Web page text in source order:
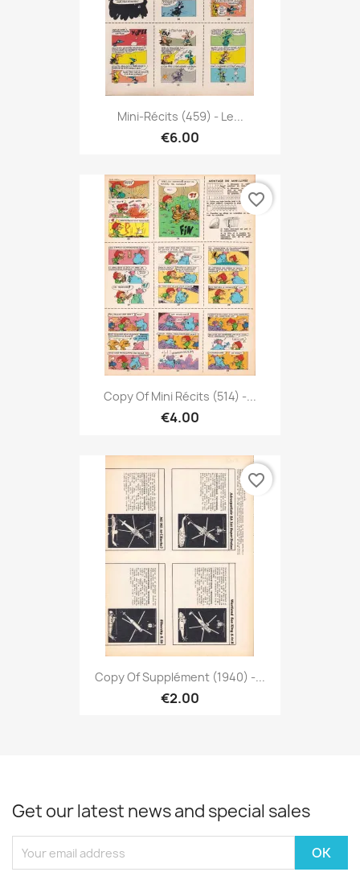
Mini-Récits (459) - Le...
€6.00
Copy Of Mini Récits (514) -...
€4.00
favorite_border
Copy Of Supplément (1940) -...
€2.00
favorite_border
Get our latest news and special sales